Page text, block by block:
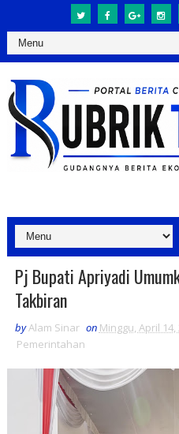
Pj Bupati Apriyadi
Takbiran
byAlam Sinar on Minggu, April 14,
Pemerintahan